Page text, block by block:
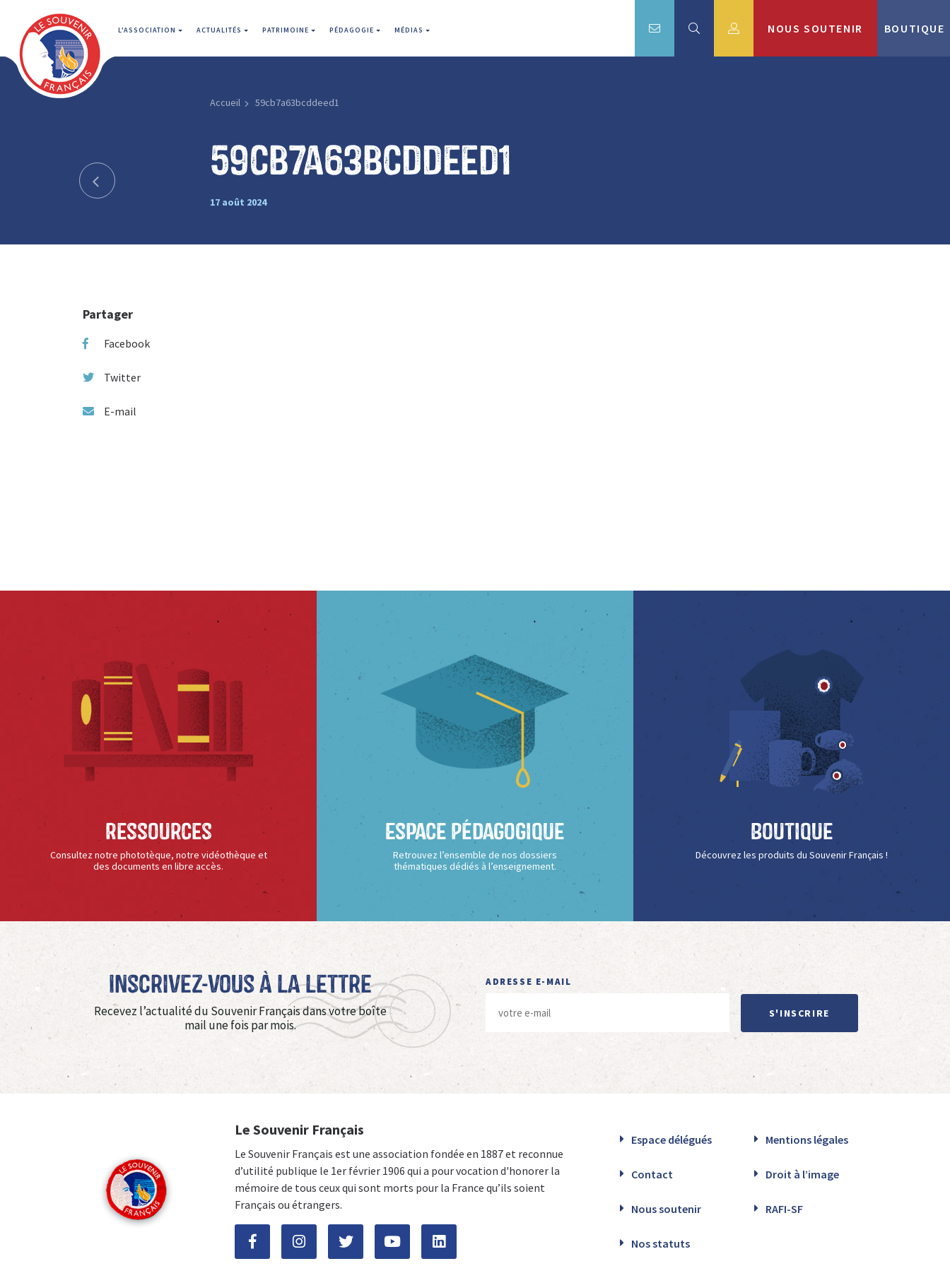
L'ASSOCIATION ACTUALITÉS PATRIMOINE PÉDAGOGIE MÉDIAS NOUS SOUTENIR BOUTIQUE
Accueil 59cb7a63bcddeed1
59cb7a63bcddeed1
17 août 2024
Partager
Facebook
Twitter
E-mail
Ressources
Consultez notre phototèque, notre vidéothèque et
des documents en libre accès.
Espace Pédagogique
Retrouvez l’ensemble de nos dossiers
thématiques dédiés à l’enseignement.
Boutique
Découvrez les produits du Souvenir Français !
Inscrivez-vous à La Lettre
Recevez l’actualité du Souvenir Français dans votre boîte
mail une fois par mois.
ADRESSE E-MAIL
S'INSCRIRE
Le Souvenir Français
Le Souvenir Français est une association fondée en 1887 et reconnue
d’utilité publique le 1er février 1906 qui a pour vocation d'honorer la
mémoire de tous ceux qui sont morts pour la France qu’ils soient
Français ou étrangers.
Espace délégués Mentions légales
Contact Droit à l’image
Nous soutenir RAFI-SF
Nos statuts